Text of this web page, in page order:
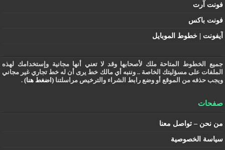
فونت آرت
فونت باكس
آيفونت | خطوط الموبايل
جميع الخطوط المتاحة ملك لأصحابها وقد لا تعني أنها مجانية وإستخدامك لهذه
الملفات على مسؤليتك الخاصة .. وننبه أي مالك خط يرى أن له خط تجاري غير مجاني
ويجب حذفه من الموقع أو وضع رابط الشراء والترخيص مراسلتنا(اضغط هنا) .
صفحات
من نحن – تواصل معنا
سياسة الخصوصية